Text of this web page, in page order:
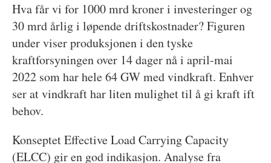
Hva får vi for 1000 mrd kroner i investeringer og
30 mrd årlig i løpende driftskostnader? Figuren
under viser produksjonen i den tyske
kraftforsyningen over 14 dager nå i april-mai
2022 som har hele 64 GW med vindkraft. Enhver
ser at vindkraft har liten mulighet til å gi kraft ift
behov.
Konseptet Effective Load Carrying Capacity
(ELCC) gir en god indikasjon. Analyse fra